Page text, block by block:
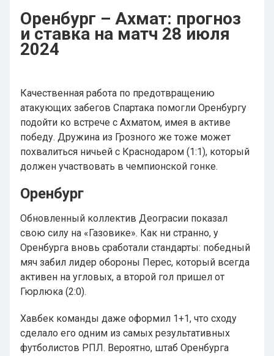
Оренбург – Ахмат: прогноз
и ставка на матч 28 июля
2024
Качественная работа по предотвращению
атакующих забегов Спартака помогли Оренбургу
подойти ко встрече с Ахматом, имея в активе
победу. Дружина из Грозного же тоже может
похвалиться ничьей с Краснодаром (1:1), который
должен участвовать в чемпионской гонке.
Оренбург
Обновленный коллектив Деограсии показал
свою силу на «Газовике». Как ни странно, у
Оренбурга вновь сработали стандарты: победный
мяч забил лидер обороны Перес, который всегда
активен на угловых, а второй гол пришел от
Гюрлюка (2:0).
Хавбек команды даже оформил 1+1, что сходу
сделало его одним из самых результативных
футболистов РПЛ. Вероятно, штаб Оренбурга